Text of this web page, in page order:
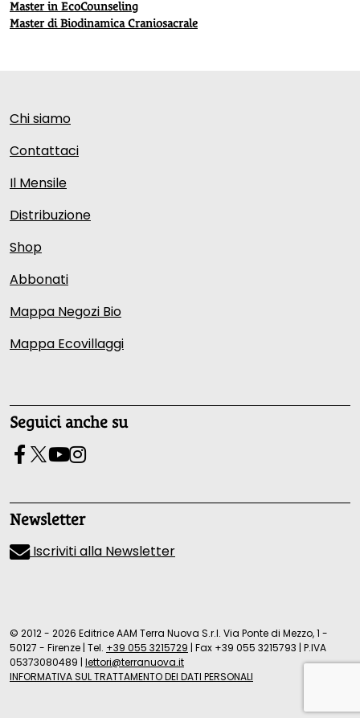
Master in EcoCounseling
Master di Biodinamica Craniosacrale
Chi siamo
Contattaci
Il Mensile
Distribuzione
Shop
Abbonati
Mappa Negozi Bio
Mappa Ecovillaggi
Seguici anche su
Newsletter
Iscriviti alla Newsletter
© 2012 - 2026 Editrice AAM Terra Nuova S.r.l. Via Ponte di Mezzo, 1 -
50127 - Firenze | Tel. +39 055 3215729 | Fax +39 055 3215793 | P.IVA
05373080489 | lettori@terranuova.it
INFORMATIVA SUL TRATTAMENTO DEI DATI PERSONALI